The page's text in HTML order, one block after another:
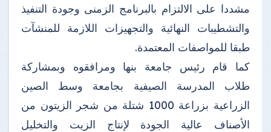
مشددا على الالتزام بالبرنامج الزمنى وجودة التنفيذ
والتشطيبات النهائية والتجهيزات اللازمة للمنشآت
طبقا للمواصفات المعتمدة.
كما قام رئيس جامعة بنها ومرافقوه وبمشاركة
طلاب المدرسة الصيفية بجامعة وسط الصين
الزراعية بزراعة 1000 شتلة من شجر الزيتون من
الأصناف عالية الجودة لإنتاج الزيت والتخليل